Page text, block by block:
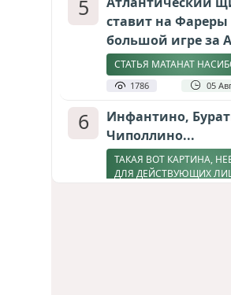
5
ставит на Фареры
большой игре за
СТАТЬЯ МАТАНАТ
1786 05
6
Инфантино,
Чиполлино...
ТАКАЯ ВОТ КАРТИНА,
ДЛЯ ДЕЙСТВУЮЩИХ